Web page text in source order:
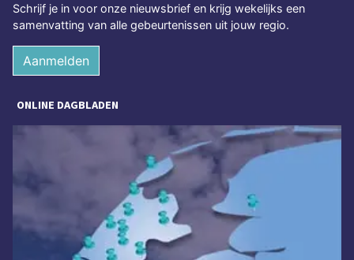
Schrijf je in voor onze nieuwsbrief en krijg wekelijks een
samenvatting van alle gebeurtenissen uit jouw regio.
Aanmelden
ONLINE DAGBLADEN